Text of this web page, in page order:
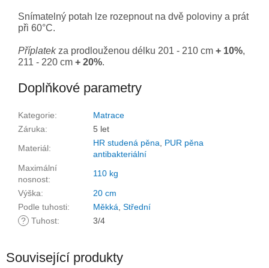
Snímatelný potah lze rozepnout na dvě poloviny a prát
při 60°C.
Příplatek za prodlouženou délku 201 - 210 cm + 10%,
211 - 220 cm + 20%.
Doplňkové parametry
Kategorie:
Matrace
Záruka:
5 let
Materiál:
HR studená pěna
PUR pěna
antibakteriální
Maximální
nosnost:
110 kg
Výška:
20 cm
Podle tuhosti: Měkká Střední
? Tuhost: 3/4
Související produkty